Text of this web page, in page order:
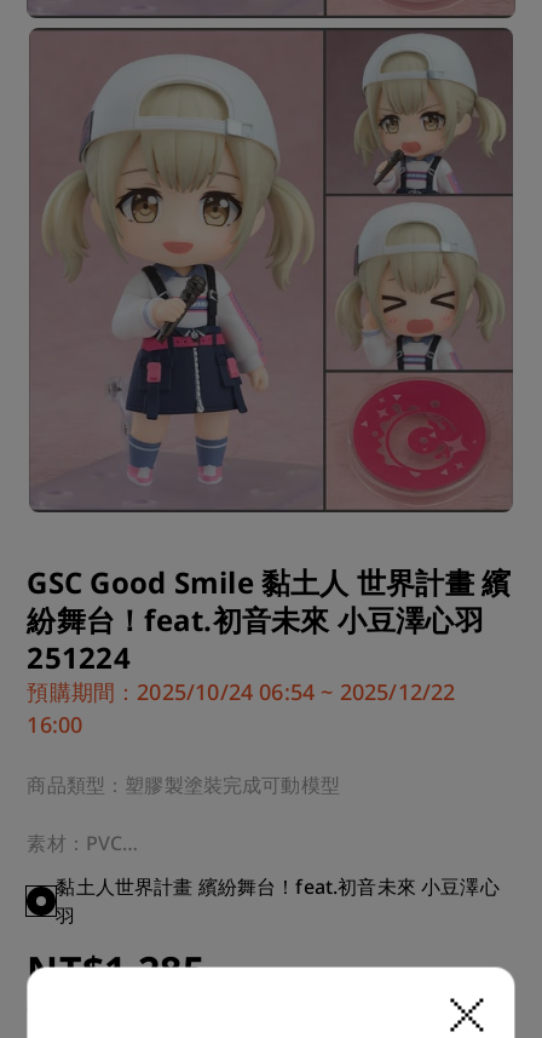
GSC Good Smile 黏土人 世界計畫 繽
紛舞台！feat.初音未來 小豆澤心羽
251224
預購期間：2025/10/24 06:54 ~ 2025/12/22
16:00
商品類型：塑膠製塗裝完成可動模型
素材：PVC
規格：無比例・附專用台座・全高：約100mm
運送方式：超商 or 宅配
黏土人世界計畫 繽紛舞台！feat.初音未來 小豆澤心
羽
NT$1,285